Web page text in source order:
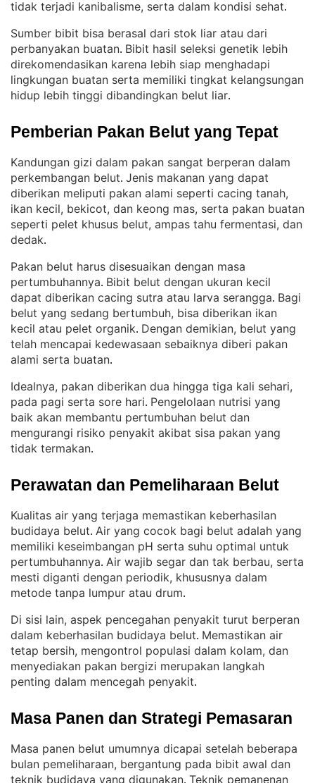
tidak terjadi kanibalisme, serta dalam kondisi sehat.
Sumber bibit bisa berasal dari stok liar atau dari
perbanyakan buatan. Bibit hasil seleksi genetik lebih
direkomendasikan karena lebih siap menghadapi
lingkungan buatan serta memiliki tingkat kelangsungan
hidup lebih tinggi dibandingkan belut liar.
Pemberian Pakan Belut yang Tepat
Kandungan gizi dalam pakan sangat berperan dalam
perkembangan belut. Jenis makanan yang dapat
diberikan meliputi pakan alami seperti cacing tanah,
ikan kecil, bekicot, dan keong mas, serta pakan buatan
seperti pelet khusus belut, ampas tahu fermentasi, dan
dedak.
Pakan belut harus disesuaikan dengan masa
pertumbuhannya. Bibit belut dengan ukuran kecil
dapat diberikan cacing sutra atau larva serangga. Bagi
belut yang sedang bertumbuh, bisa diberikan ikan
kecil atau pelet organik. Dengan demikian, belut yang
telah mencapai kedewasaan sebaiknya diberi pakan
alami serta buatan.
Idealnya, pakan diberikan dua hingga tiga kali sehari,
pada pagi serta sore hari. Pengelolaan nutrisi yang
baik akan membantu pertumbuhan belut dan
mengurangi risiko penyakit akibat sisa pakan yang
tidak termakan.
Perawatan dan Pemeliharaan Belut
Kualitas air yang terjaga memastikan keberhasilan
budidaya belut. Air yang cocok bagi belut adalah yang
memiliki keseimbangan pH serta suhu optimal untuk
pertumbuhannya. Air wajib segar dan tak berbau, serta
mesti diganti dengan periodik, khususnya dalam
metode tanpa lumpur atau drum.
Di sisi lain, aspek pencegahan penyakit turut berperan
dalam keberhasilan budidaya belut. Memastikan air
tetap bersih, mengontrol populasi dalam kolam, dan
menyediakan pakan bergizi merupakan langkah
penting dalam mencegah penyakit.
Masa Panen dan Strategi Pemasaran
Masa panen belut umumnya dicapai setelah beberapa
bulan pemeliharaan, bergantung pada bibit awal dan
teknik budidaya yang digunakan. Teknik pemanenan